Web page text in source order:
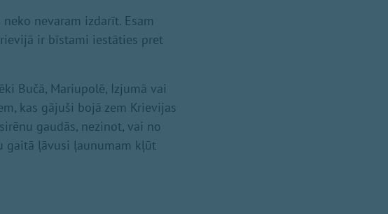
nevaram izdarīt. Esam
ir bīstami iestāties pret
Bučā, Mariupolē, Izjumā vai
kas gājuši bojā zem Krievijas
gaudās, nezinot, vai no
gaitā ļāvusi ļaunumam kļūt